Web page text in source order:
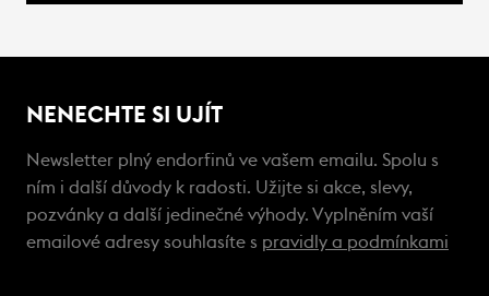
NENECHTE SI UJÍT
Newsletter plný endorfinů ve vašem emailu. Spolu s
ním i další důvody k radosti. Užijte si akce, slevy,
pozvánky a další jedinečné výhody. Vyplněním vaší
emailové adresy souhlasíte s pravidly a podmínkami